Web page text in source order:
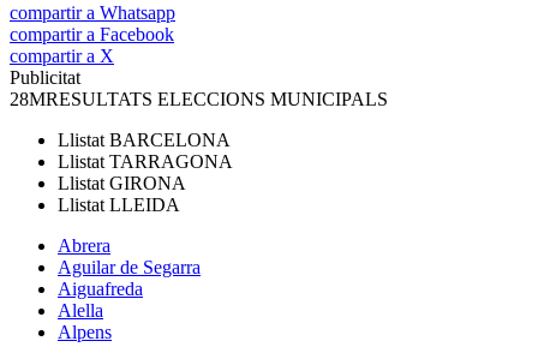
compartir a Whatsapp
compartir a Facebook
compartir a X
Publicitat
28MRESULTATS ELECCIONS MUNICIPALS
Llistat BARCELONA
Llistat TARRAGONA
Llistat GIRONA
Llistat LLEIDA
Abrera
Aguilar de Segarra
Aiguafreda
Alella
Alpens